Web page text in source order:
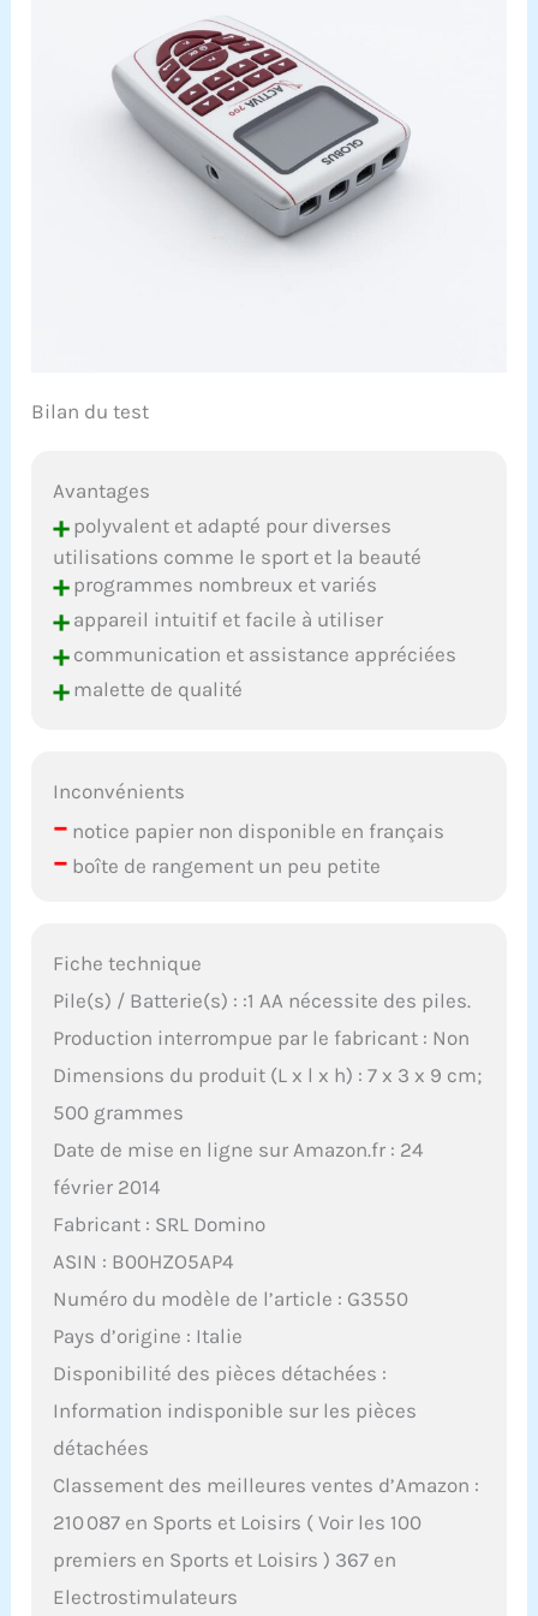
Bilan du test
Avantages
+polyvalent et adapté pour diverses
utilisations comme le sport et la beauté
+programmes nombreux et variés
+appareil intuitif et facile à utiliser
+communication et assistance appréciées
+malette de qualité
Inconvénients
– notice papier non disponible en français
– boîte de rangement un peu petite
Fiche technique
Pile(s) / Batterie(s) : :1 AA nécessite des piles.
Production interrompue par le fabricant : Non
Dimensions du produit (L x l x h) : 7 x 3 x 9 cm;
500 grammes
Date de mise en ligne sur Amazon.fr : 24
février 2014
Fabricant : SRL Domino
ASIN : B00HZO5AP4
Numéro du modèle de l’article : G3550
Pays d’origine : Italie
Disponibilité des pièces détachées :
Information indisponible sur les pièces
détachées
Classement des meilleures ventes d’Amazon :
210 087 en Sports et Loisirs ( Voir les 100
premiers en Sports et Loisirs ) 367 en
Electrostimulateurs